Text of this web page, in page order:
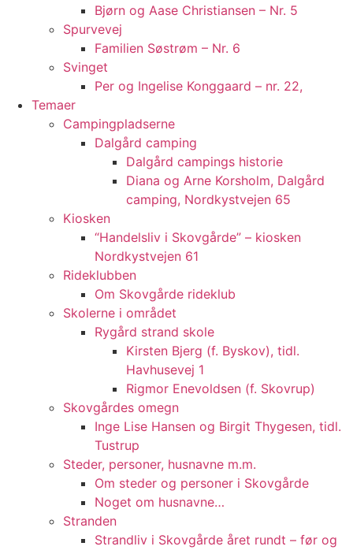
Bjørn og Aase Christiansen – Nr. 5
Spurvevej
Familien Søstrøm – Nr. 6
Svinget
Per og Ingelise Konggaard – nr. 22,
Temaer
Campingpladserne
Dalgård camping
Dalgård campings historie
Diana og Arne Korsholm, Dalgård
camping, Nordkystvejen 65
Kiosken
“Handelsliv i Skovgårde” – kiosken
Nordkystvejen 61
Rideklubben
Om Skovgårde rideklub
Skolerne i området
Rygård strand skole
Kirsten Bjerg (f. Byskov), tidl.
Havhusevej 1
Rigmor Enevoldsen (f. Skovrup)
Skovgårdes omegn
Inge Lise Hansen og Birgit Thygesen, tidl.
Tustrup
Steder, personer, husnavne m.m.
Om steder og personer i Skovgårde
Noget om husnavne…
Stranden
Strandliv i Skovgårde året rundt – før og